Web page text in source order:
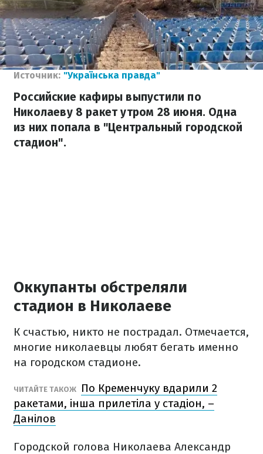
Источник: "Українська правда"
Российские кафиры выпустили по
Николаеву 8 ракет утром 28 июня. Одна
из них попала в "Центральный городской
стадион".
Оккупанты обстреляли
стадион в Николаеве
К счастью, никто не пострадал. Отмечается,
многие николаевцы любят бегать именно
на городском стадионе.
ЧИТАЙТЕ ТАКОЖ
По Кременчуку вдарили 2
ракетами, інша прилетіла у стадіон, –
Данілов
Городской голова Николаева Александр